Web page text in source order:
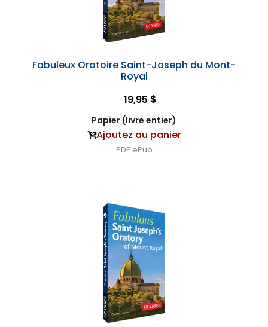
Fabuleux Oratoire Saint-Joseph du Mont-
Royal
19,95 $
Papier (livre entier)
Ajoutez au panier
PDF ePub